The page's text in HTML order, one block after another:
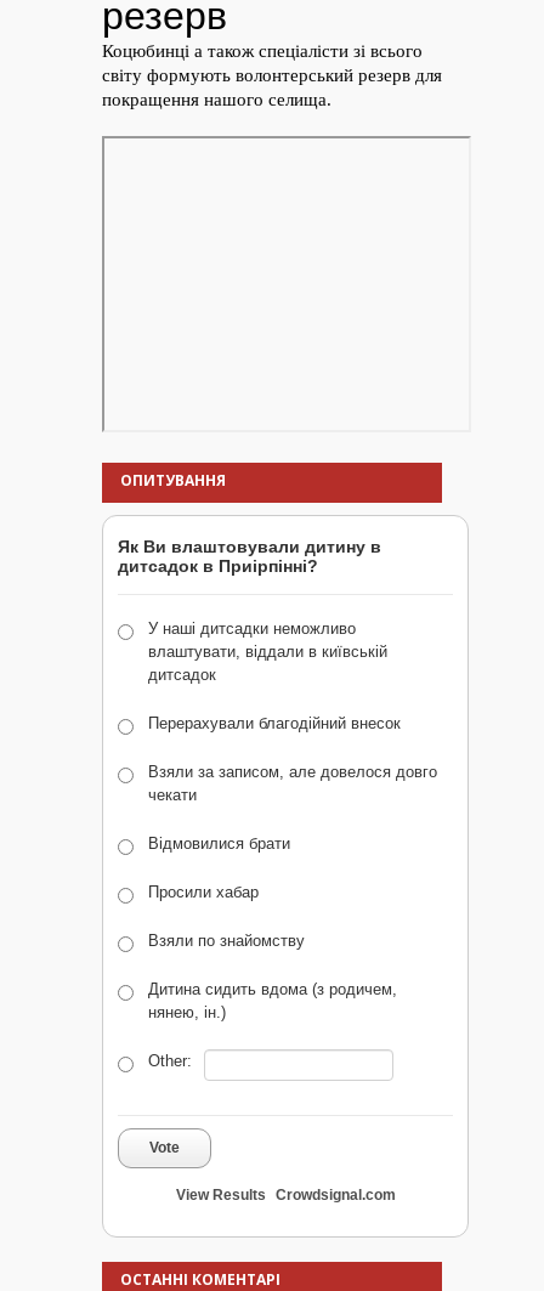
ОПИТУВАННЯ
Як Ви влаштовували дитину в
дитсадок в Приірпінні?
У наші дитсадки неможливо
влаштувати, віддали в київській
дитсадок
Перерахували благодійний внесок
Взяли за записом, але довелося довго
чекати
Відмовилися брати
Просили хабар
Взяли по знайомству
Дитина сидить вдома (з родичем,
нянею, ін.)
Other:
Vote
View Results Crowdsignal.com
ОСТАННІ КОМЕНТАРІ